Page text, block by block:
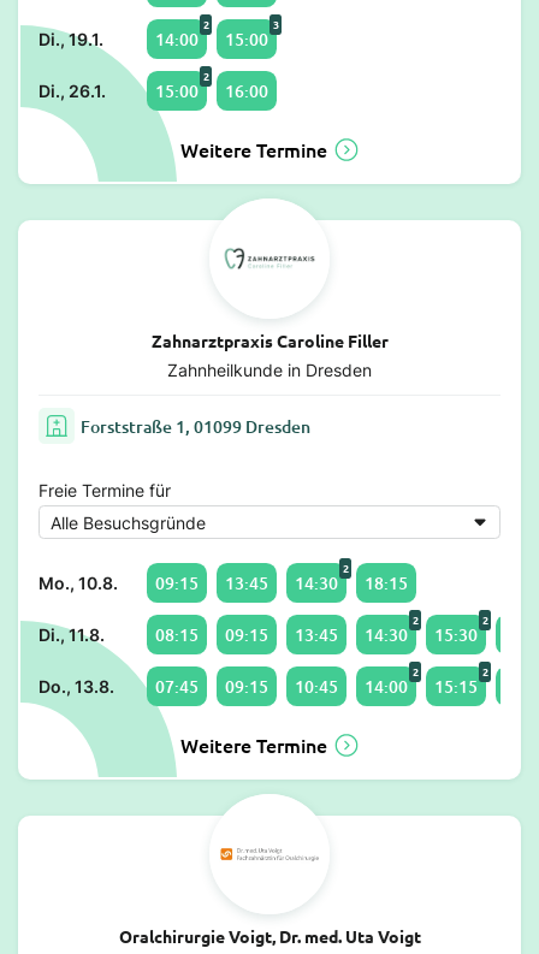
Di., 19.1. 14:00
2
15:00
3
Di., 26.1. 15:00
2
16:00
Weitere Termine
Zahnarztpraxis Caroline Filler
Zahnheilkunde in Dresden
Forststraße 1, 01099 Dresden
Freie Termine für
Mo., 10.8. 09:15 13:45 14:30
2
18:15
Di., 11.8. 08:15 09:15 13:45 14:30
2
15:30
2
Do., 13.8. 07:45 09:15 10:45 14:00
2
15:15
2
Weitere Termine
Oralchirurgie Voigt, Dr. med. Uta Voigt